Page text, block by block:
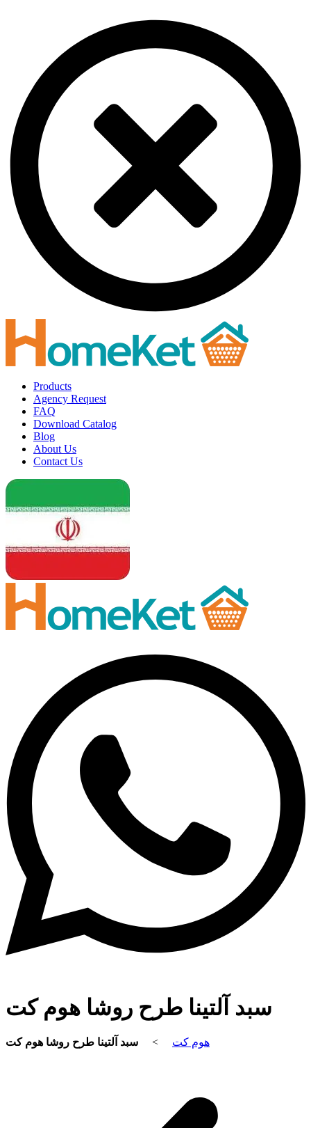
Products
Agency Request
FAQ
Download Catalog
Blog
About Us
Contact Us
سبد آلتینا طرح روشا هوم کت
هوم کت > سبد آلتینا طرح روشا هوم کت